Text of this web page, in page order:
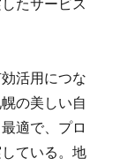
活用につな
の美しい自
適で、プロ
ている。地